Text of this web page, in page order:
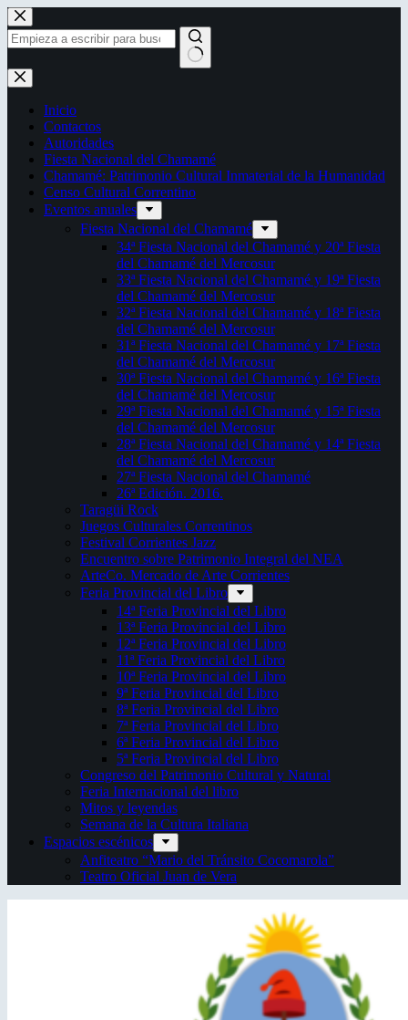
Saltar
al
contenido
Sin
resultados
Inicio
Contactos
Autoridades
Fiesta Nacional del Chamamé
Chamamé: Patrimonio Cultural Inmaterial de la Humanidad
Censo Cultural Correntino
Eventos anuales
Fiesta Nacional del Chamamé
34ª Fiesta Nacional del Chamamé y 20ª Fiesta
del Chamamé del Mercosur
33ª Fiesta Nacional del Chamamé y 19ª Fiesta
del Chamamé del Mercosur
32ª Fiesta Nacional del Chamamé y 18ª Fiesta
del Chamamé del Mercosur
31ª Fiesta Nacional del Chamamé y 17ª Fiesta
del Chamamé del Mercosur
30ª Fiesta Nacional del Chamamé y 16ª Fiesta
del Chamamé del Mercosur
29ª Fiesta Nacional del Chamamé y 15ª Fiesta
del Chamamé del Mercosur
28ª Fiesta Nacional del Chamamé y 14ª Fiesta
del Chamamé del Mercosur
27ª Fiesta Nacional del Chamamé
26ª Edición. 2016.
Taragüi Rock
Juegos Culturales Correntinos
Festival Corrientes Jazz
Encuentro sobre Patrimonio Integral del NEA
ArteCo. Mercado de Arte Corrientes
Feria Provincial del Libro
14ª Feria Provincial del Libro
13ª Feria Provincial del Libro
12ª Feria Provincial del Libro
11ª Feria Provincial del Libro
10ª Feria Provincial del Libro
9ª Feria Provincial del Libro
8ª Feria Provincial del Libro
7ª Feria Provincial del Libro
6ª Feria Provincial del Libro
5ª Feria Provincial del Libro
Congreso del Patrimonio Cultural y Natural
Feria Internacional del libro
Mitos y leyendas
Semana de la Cultura Italiana
Espacios escénicos
Anfiteatro “Mario del Tránsito Cocomarola”
Teatro Oficial Juan de Vera